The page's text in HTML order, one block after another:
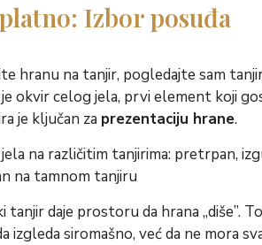
Izbor posuđa
hranu na tanjir, pogledajte sam
okvir celog jela, prvi element koji
je ključan za prezentaciju hrane.
tanjir daje prostoru da hrana „diše”.
izgleda siromašno, već da ne mora